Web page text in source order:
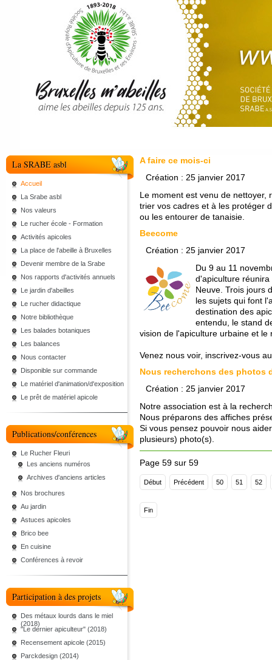
La SRABE asbl
Accueil
La Srabe asbl
Nos valeurs
Le rucher école - Formation
Activités apicoles
La place de l'abeille à Bruxelles
Devenir membre de la Srabe
Nos rapports d'activités annuels
Le jardin d'abeilles
Le rucher didactique
Notre bibliothèque
Les balades botaniques
Les balances
Nous contacter
Disponible sur commande
Le matériel d'animation/d'exposition
Le prêt de matériel apicole
Publications/conférences
Le Rucher Fleuri
Les anciens numéros
Archives d'anciens articles
Nos brochures
Au jardin
Astuces apicoles
Brico bee
En cuisine
Conférences à revoir
Participation à des projets
Des métaux lourds dans le miel
(2018)
"Le dernier apiculteur" (2018)
Recensement apicole (2015)
Parckdesign (2014)
A faire ce mois-ci
Création : 25 janvier 2017
Le moment est venu de nettoyer,
trier vos cadres et à les protéger
ou les entourer de tanaisie.
Beecome
Création : 25 janvier 2017
Du 9 au 11
d'apiculture
Neuve. Trois jours
les sujets qui font
destination des
entendu, le stand
vision de l'apiculture urbaine et le
Venez nous voir, inscrivez-vous
Nous recherchons des photos
Création : 25 janvier 2017
Notre association est à la
Nous préparons des affiches
Si vous pensez pouvoir nous
plusieurs) photo(s).
Page 59 sur 59
Début Précédent 50 51 52
Fin